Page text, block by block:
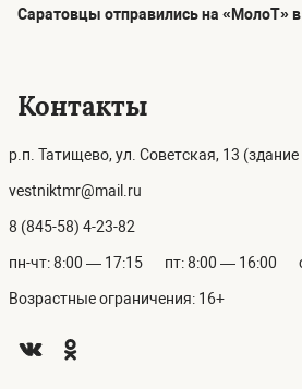
Саратовцы отправились на «МолоТ»
Контакты
р.п. Татищево, ул. Советская, 13
vestniktmr@mail.ru
8 (845-58) 4-23-82
пн-чт: 8:00 — 17:15 пт: 8:00 — 16:00
Возрастные ограничения: 16+